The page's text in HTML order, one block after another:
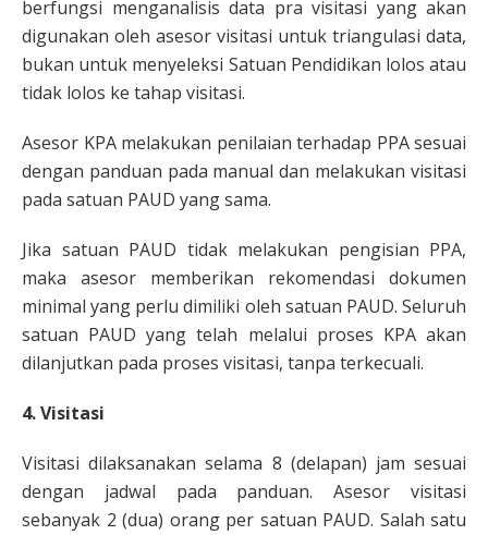
berfungsi menganalisis data pra visitasi yang akan
digunakan oleh asesor visitasi untuk triangulasi data,
bukan untuk menyeleksi Satuan Pendidikan lolos atau
tidak lolos ke tahap visitasi.
Asesor KPA melakukan penilaian terhadap PPA sesuai
dengan panduan pada manual dan melakukan visitasi
pada satuan PAUD yang sama.
Jika satuan PAUD tidak melakukan pengisian PPA,
maka asesor memberikan rekomendasi dokumen
minimal yang perlu dimiliki oleh satuan PAUD. Seluruh
satuan PAUD yang telah melalui proses KPA akan
dilanjutkan pada proses visitasi, tanpa terkecuali.
4. Visitasi
Visitasi dilaksanakan selama 8 (delapan) jam sesuai
dengan jadwal pada panduan. Asesor visitasi
sebanyak 2 (dua) orang per satuan PAUD. Salah satu